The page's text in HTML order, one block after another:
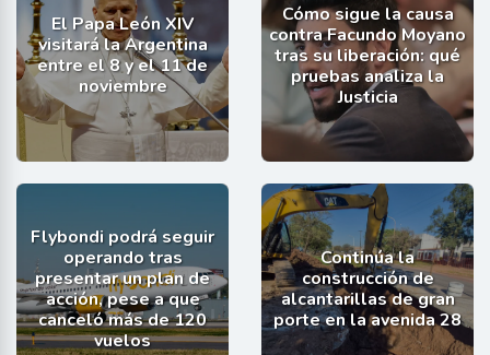
El Papa León XIV
visitará la Argentina
entre el 8 y el 11 de
noviembre
Cómo sigue la causa
contra Facundo Moyano
tras su liberación: qué
pruebas analiza la
Justicia
Flybondi podrá seguir
operando tras
presentar un plan de
acción, pese a que
canceló más de 120
vuelos
Continúa la
construcción de
alcantarillas de gran
porte en la avenida 28